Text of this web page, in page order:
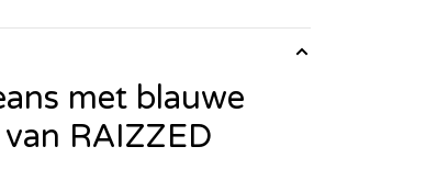
met blauwe
RAIZZED